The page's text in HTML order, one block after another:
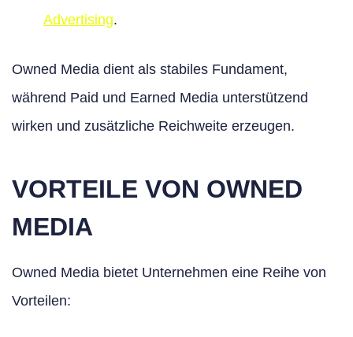
Advertising.
Owned Media dient als stabiles Fundament,
während Paid und Earned Media unterstützend
wirken und zusätzliche Reichweite erzeugen.
VORTEILE VON OWNED
MEDIA
Owned Media bietet Unternehmen eine Reihe von
Vorteilen: